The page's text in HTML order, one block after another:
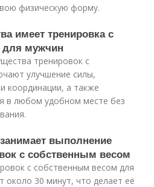
физическую форму.
имеет тренировка с
мужчин
тренировок с
улучшение силы,
координации, а также
в любом удобном месте без
выполнение
с собственным весом
с собственным весом для
30 минут, что делает её